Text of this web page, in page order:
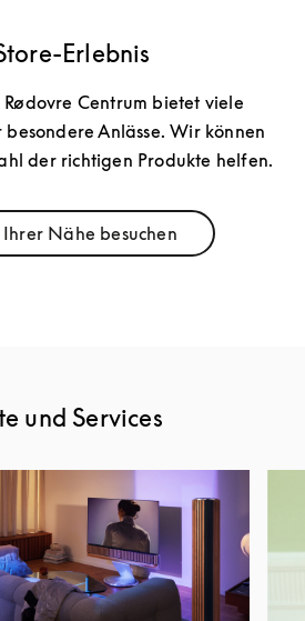
Erlebnis
Centrum bietet viele
Anlässe. Wir können
der richtigen Produkte helfen.
Nähe besuchen
Link Opens in New Tab
und Services